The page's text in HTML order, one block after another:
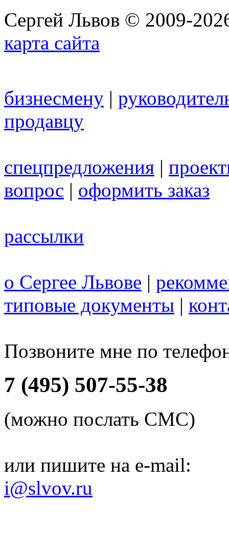
Сергей Львов © 2009-
карта сайта
бизнесмену |
продавцу
спецпредложения |
вопрос | оформить заказ
рассылки
о Сергее Львове |
типовые документы |
Позвоните мне по
7 (495) 507-55-38
(можно послать СМС)
или пишите на e-mail:
i@slvov.ru